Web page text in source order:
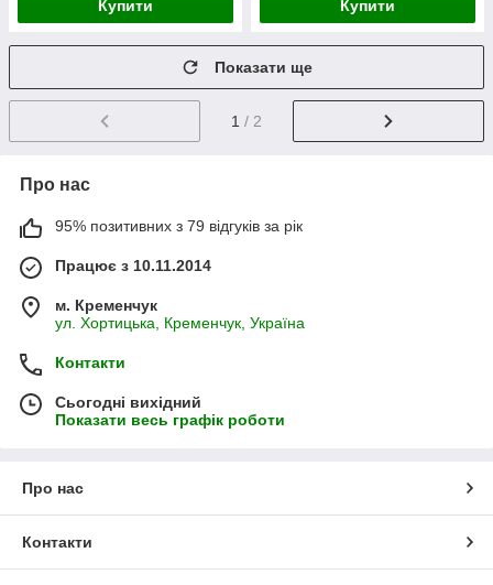
Купити Купити
Показати ще
1 / 2
Про нас
95% позитивних з 79 відгуків за рік
Працює з 10.11.2014
м. Кременчук
ул. Хортицька, Кременчук, Україна
Контакти
Сьогодні вихідний
Показати весь графік роботи
Про нас
Контакти